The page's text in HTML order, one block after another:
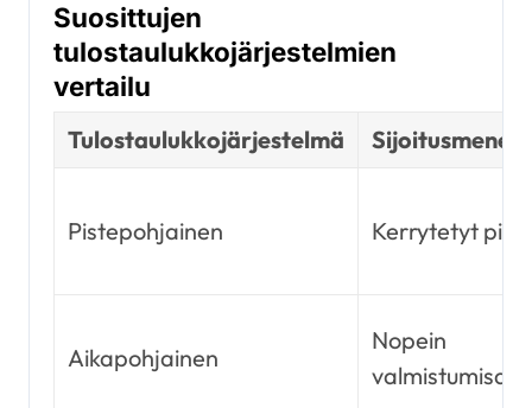
Suosittujen
tulostaulukkojärjestelmien
vertailu
Tulostaulukkojärjestelmä
Pistepohjainen Kerrytetyt
Aikapohjainen
Nopein